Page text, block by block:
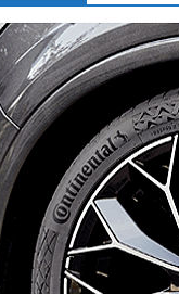
Movilidad
¿Qué
vehículo si
varios días